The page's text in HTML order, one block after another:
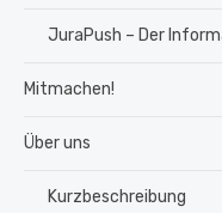
JuraPush – Der
Mitmachen!
Über uns
Kurzbeschreibung